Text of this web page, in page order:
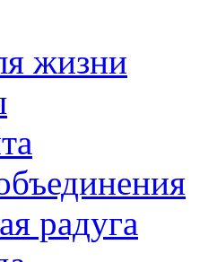
жизни
радуга